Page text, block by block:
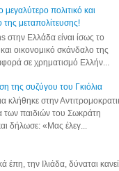
πολιτικό και
μεταπολίτευσης!
Ελλάδα είναι ίσως το
οικονομικό σκάνδαλο της
σε χρηματισμό Ελλήν...
της συζύγου του Γκιόλια
κλήθηκε στην
των παιδιών του Σωκράτη
δήλωσε: «Μας έλεγ...
έπη, την Ιλιάδα, δύναται